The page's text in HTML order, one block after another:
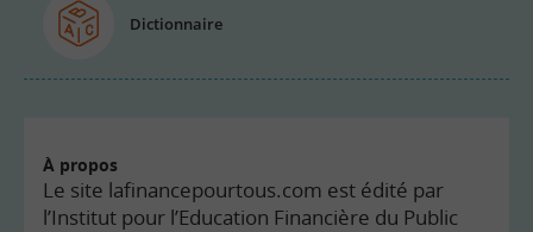
Dictionnaire
À propos
Le site lafinancepourtous.com est édité par
l’Institut pour l’Education Financière du Public